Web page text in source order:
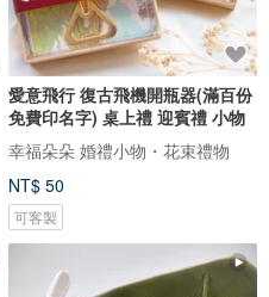
愛意飛行 復古飛機開瓶器(滿百份
免費印名字) 桌上禮 迎賓禮 小物
幸福朵朵 婚禮小物・花束禮物
NT$ 50
可客製